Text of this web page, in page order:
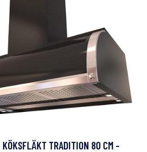
KÖKSFLÄKT TRADITION 80 CM -